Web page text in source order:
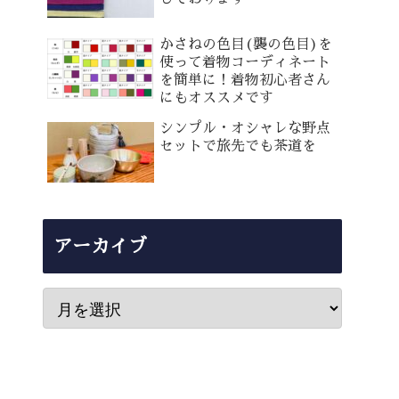
かさねの色目(襲の色目)を
使って着物コーディネート
を簡単に！着物初心者さん
にもオススメです
シンプル・オシャレな野点
セットで旅先でも茶道を
アーカイブ